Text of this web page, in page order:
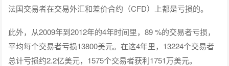
法国交易者在交易外汇和差价合约（CFD）上都是亏损的。
此外，从2009年到2012年的4年时间里，89 %的交易者亏损，
平均每个交易者亏损13800美元。在这4年里，13224个交易者
总计亏损约2.2亿美元，1575个交易者获利1751万美元。